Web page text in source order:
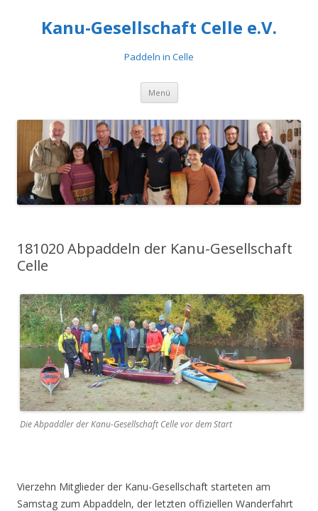
Kanu-Gesellschaft Celle e.V.
Paddeln in Celle
Menü Zum
springen
181020 Abpaddeln der Kanu-Gesellschaft
Celle
Die Abpaddler der Kanu-Gesellschaft Celle vor dem Start
Vierzehn Mitglieder der Kanu-Gesellschaft starteten am
Samstag zum Abpaddeln, der letzten offiziellen Wanderfahrt